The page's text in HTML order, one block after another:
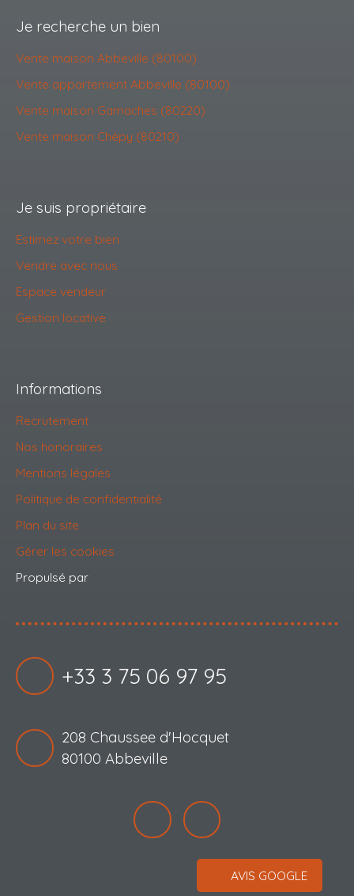
Je recherche un bien
Vente maison Abbeville (80100)
Vente appartement Abbeville (80100)
Vente maison Gamaches (80220)
Vente maison Chépy (80210)
Je suis propriétaire
Estimez votre bien
Vendre avec nous
Espace vendeur
Gestion locative
Informations
Recrutement
Nos honoraires
Mentions légales
Politique de confidentialité
Plan du site
Gérer les cookies
Propulsé par
+33 3 75 06 97 95
208 Chaussee d'Hocquet
80100 Abbeville
AVIS GOOGLE